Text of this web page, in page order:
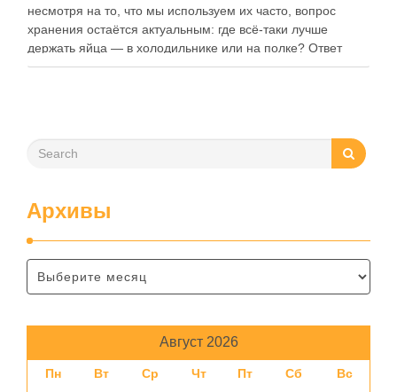
несмотря на то, что мы используем их часто, вопрос
хранения остаётся актуальным: где всё-таки лучше
держать яйца — в холодильнике или на полке? Ответ
зависит от нескольких факторов, включая температуру
Архивы
Август 2026
Пн Вт Ср Чт Пт Сб
Вс